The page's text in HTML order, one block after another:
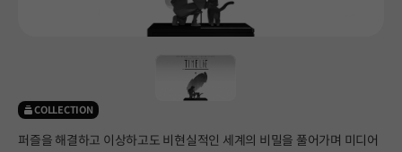
COLLECTION
퍼즐을 해결하고 이상하고도 비현실적인 세계의 비밀을 풀어가며 미디어